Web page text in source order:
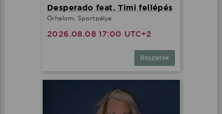
Desperado feat. Timi fellépés
Őrhalom, Sportpálya
2026.08.08 17:00 UTC+2
Részletek